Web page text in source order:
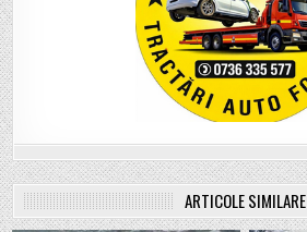
ARTICOLE SIMILARE